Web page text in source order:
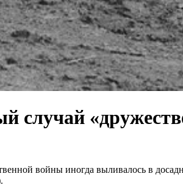
случай
войны иногда выливалось в